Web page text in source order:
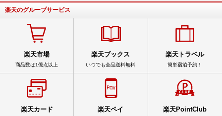
楽天のグループサービス
楽天市場
商品数は1億点以上
楽天ブックス
いつでも全品送料無料
楽天トラベル
簡単宿泊予約！
楽天カード 楽天ペイ 楽天PointClub